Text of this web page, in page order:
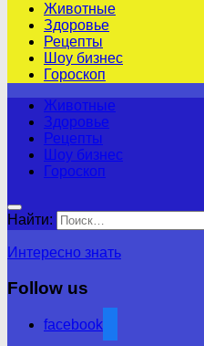
Животные
Здоровье
Рецепты
Шоу бизнес
Гороскоп
Животные
Здоровье
Рецепты
Шоу бизнес
Гороскоп
Найти:
Интересно знать
Follow us
facebook